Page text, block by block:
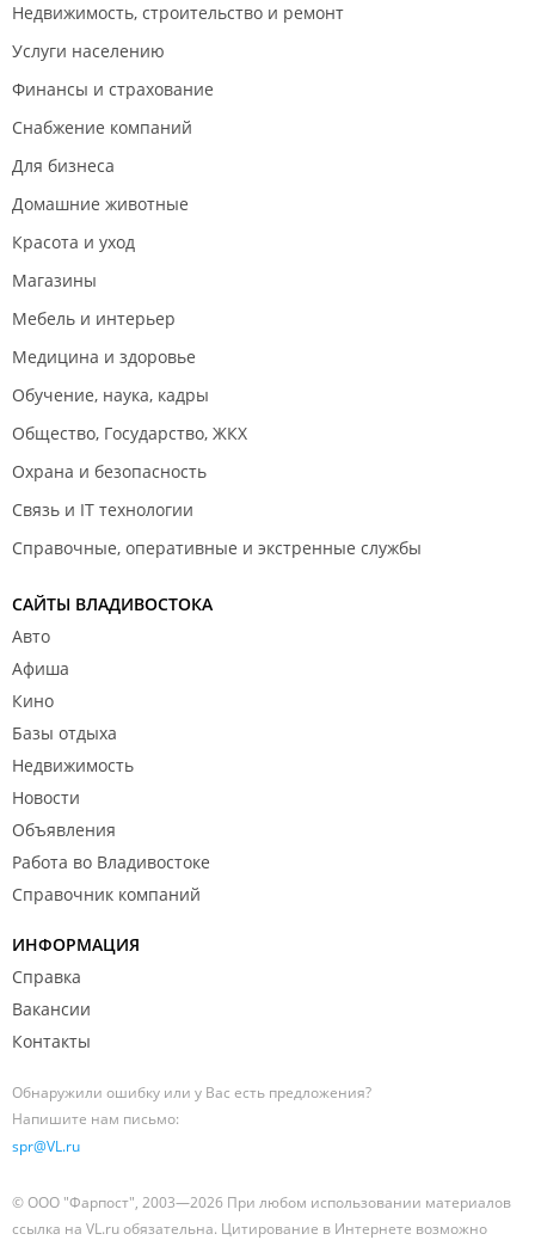
Недвижимость, строительство и ремонт
Услуги населению
Финансы и страхование
Снабжение компаний
Для бизнеса
Домашние животные
Красота и уход
Магазины
Мебель и интерьер
Медицина и здоровье
Обучение, наука, кадры
Общество, Государство, ЖКХ
Охрана и безопасность
Связь и IT технологии
Справочные, оперативные и экстренные службы
САЙТЫ ВЛАДИВОСТОКА
Авто
Афиша
Кино
Базы отдыха
Недвижимость
Новости
Объявления
Работа во Владивостоке
Справочник компаний
ИНФОРМАЦИЯ
Справка
Вакансии
Контакты
Обнаружили ошибку или у Вас есть предложения?
Напишите нам письмо:
spr@VL.ru
© ООО "Фарпост", 2003—2026 При любом использовании материалов
ссылка на VL.ru обязательна. Цитирование в Интернете возможно